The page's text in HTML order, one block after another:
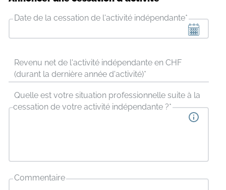
Date de la cessation de l'activité indépendante*
Revenu net de l'activité indépendante en CHF
(durant la dernière année d'activité)*
Quelle est votre situation professionnelle suite à la
cessation de votre activité indépendante ?*
Commentaire